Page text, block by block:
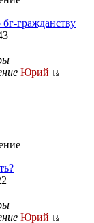
гражданству
Юрий
Юрий